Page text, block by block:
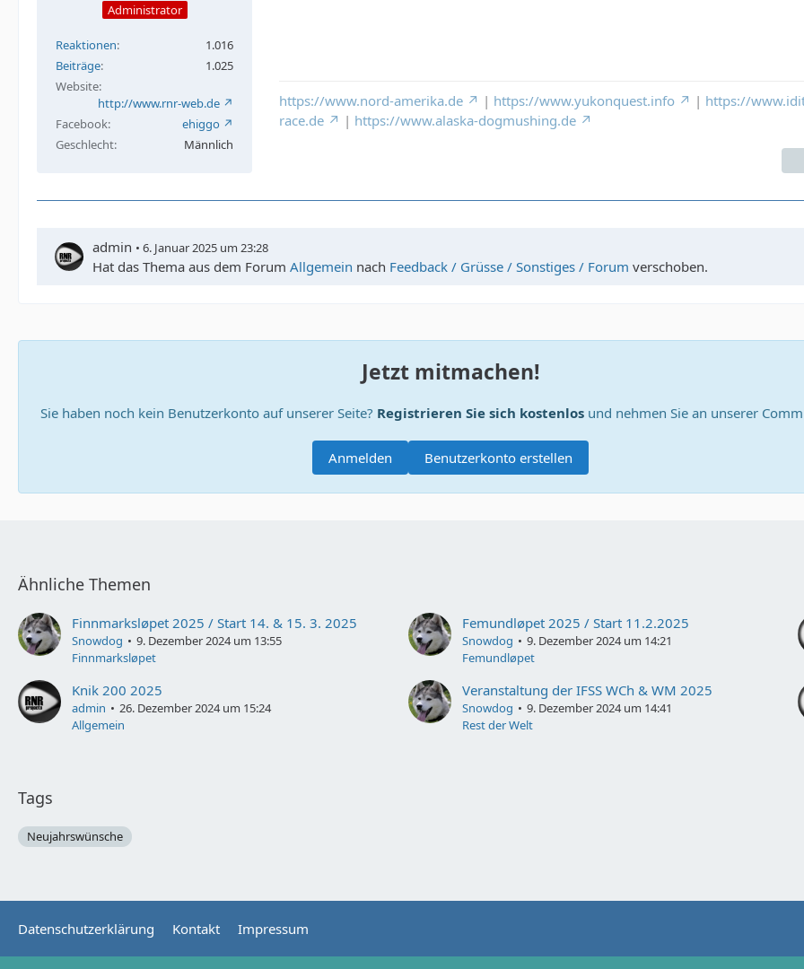
Administrator
Reaktionen
1.016
Beiträge
1.025
Website
http://www.rnr-web.de
Facebook
ehiggo
Geschlecht
Männlich
https://www.nord-amerika.de | https://www.yukonquest.info | https://
race.de
| https://www.alaska-dogmushing.de
admin 6. Januar 2025 um 23:28
Hat das Thema aus dem Forum Allgemein nach Feedback / Grüsse / Sonstiges / Forum verschoben.
Jetzt mitmachen!
Sie haben noch kein Benutzerkonto auf unserer Seite? Registrieren Sie sich kostenlos und nehmen Sie an unserer
Benutzerkonto erstellen
Anmelden
Ähnliche Themen
Finnmarksløpet 2025 / Start 14. & 15. 3. 2025
Snowdog
9. Dezember 2024 um 13:55
Finnmarksløpet
Femundløpet 2025 / Start 11.2.2025
Snowdog
9. Dezember 2024 um 14:21
Femundløpet
Knik 200 2025
admin
26. Dezember 2024 um 15:24
Allgemein
Veranstaltung der IFSS WCh & WM 2025
Snowdog
9. Dezember 2024 um 14:41
Rest der Welt
Tags
Neujahrswünsche
Datenschutzerklärung Kontakt Impressum